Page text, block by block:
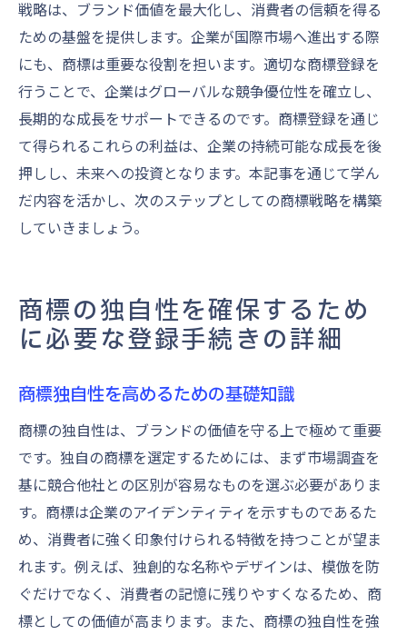
戦略は、ブランド価値を最大化し、消費者の信頼を得る
ための基盤を提供します。企業が国際市場へ進出する際
にも、商標は重要な役割を担います。適切な商標登録を
行うことで、企業はグローバルな競争優位性を確立し、
長期的な成長をサポートできるのです。商標登録を通じ
て得られるこれらの利益は、企業の持続可能な成長を後
押しし、未来への投資となります。本記事を通じて学ん
だ内容を活かし、次のステップとしての商標戦略を構築
していきましょう。
商標の独自性を確保するため
に必要な登録手続きの詳細
商標独自性を高めるための基礎知識
商標の独自性は、ブランドの価値を守る上で極めて重要
です。独自の商標を選定するためには、まず市場調査を
基に競合他社との区別が容易なものを選ぶ必要がありま
す。商標は企業のアイデンティティを示すものであるた
め、消費者に強く印象付けられる特徴を持つことが望ま
れます。例えば、独創的な名称やデザインは、模倣を防
ぐだけでなく、消費者の記憶に残りやすくなるため、商
標としての価値が高まります。また、商標の独自性を強